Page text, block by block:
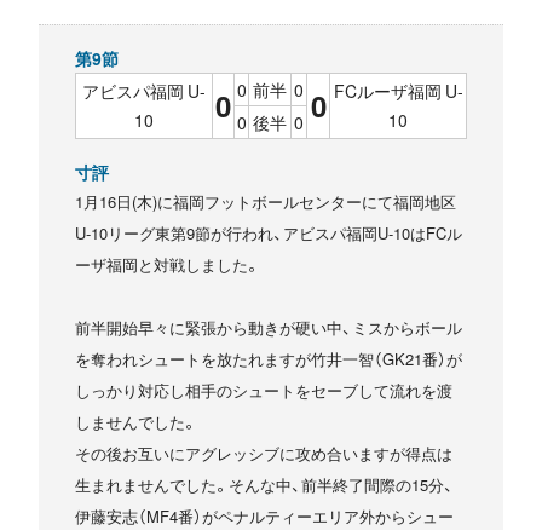
第9節
アビスパ福岡 U-
10
0 0 前半 0 0 FCルーザ福岡 U-
10
0 後半 0
寸評
1月16日(木)に福岡フットボールセンターにて福岡地区
U-10リーグ東第9節が行われ、アビスパ福岡U-10はFCル
ーザ福岡と対戦しました。
前半開始早々に緊張から動きが硬い中、ミスからボール
を奪われシュートを放たれますが竹井一智（GK21番）が
しっかり対応し相手のシュートをセーブして流れを渡
しませんでした。
その後お互いにアグレッシブに攻め合いますが得点は
生まれませんでした。そんな中、前半終了間際の15分、
伊藤安志（MF4番）がペナルティーエリア外からシュー